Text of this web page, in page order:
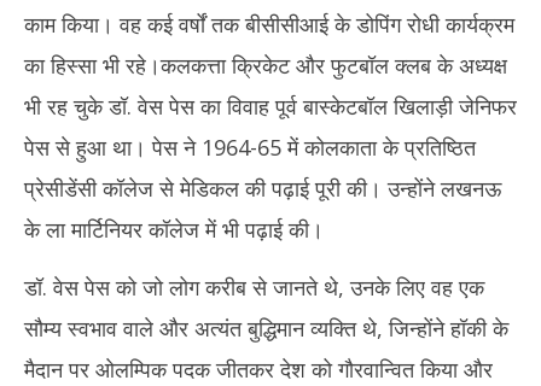
काम किया। वह कई वर्षों तक बीसीसीआई के डोपिंग रोधी कार्यक्रम
का हिस्सा भी रहे।कलकत्ता क्रिकेट और फुटबॉल क्लब के अध्यक्ष
भी रह चुके डॉ. वेस पेस का विवाह पूर्व बास्केटबॉल खिलाड़ी जेनिफर
पेस से हुआ था। पेस ने 1964-65 में कोलकाता के प्रतिष्ठित
प्रेसीडेंसी कॉलेज से मेडिकल की पढ़ाई पूरी की। उन्होंने लखनऊ
के ला मार्टिनियर कॉलेज में भी पढ़ाई की।
डॉ. वेस पेस को जो लोग करीब से जानते थे, उनके लिए वह एक
सौम्य स्वभाव वाले और अत्यंत बुद्धिमान व्यक्ति थे, जिन्होंने हॉकी के
मैदान पर ओलम्पिक पदक जीतकर देश को गौरवान्वित किया और